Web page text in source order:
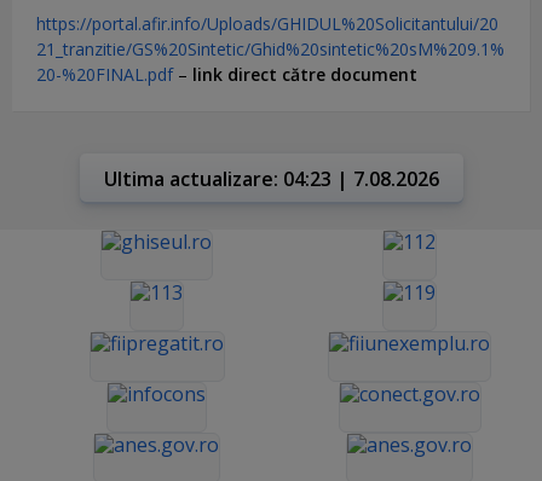
https://portal.afir.info/Uploads/GHIDUL%20Solicitantului/20
21_tranzitie/GS%20Sintetic/Ghid%20sintetic%20sM%209.1%
20-%20FINAL.pdf– link direct către document
Ultima actualizare: 04:23 | 7.08.2026